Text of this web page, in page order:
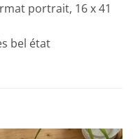
portrait, 16 x 41
bel état